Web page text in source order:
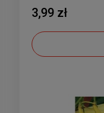
3,99 zł